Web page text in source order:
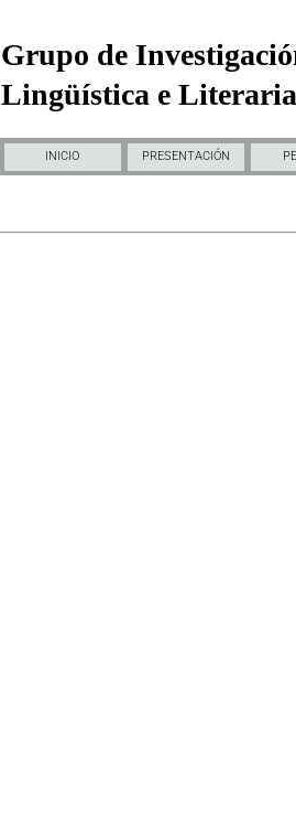
Grupo de
Lingüística e
INICIO PRESENTACIÓN